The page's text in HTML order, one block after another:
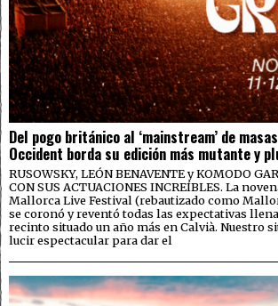
Del pogo británico al ‘mainstream’ de
Occident borda su edición más mutante y
RUSOWSKY, LEÓN BENAVENTE y KOMODO
CON SUS ACTUACIONES INCREÍBLES. La
Mallorca Live Festival (rebautizado como
se coronó y reventó todas las expectativas
recinto situado un año más en Calvià. Nuestro
lucir espectacular para dar el